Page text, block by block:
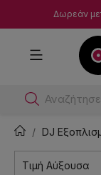
Δωρεάν
Αναζήτησε
DJ
Τιμή Αύξουσα